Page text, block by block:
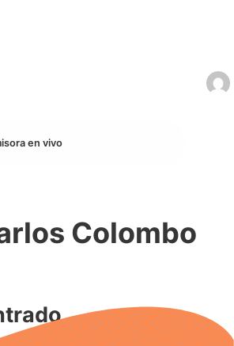
en vivo
Colombo